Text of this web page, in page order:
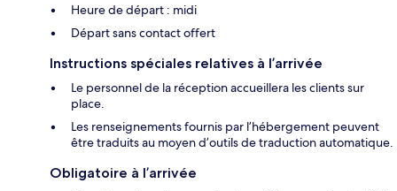
Heure de départ : midi
Départ sans contact offert
Instructions spéciales relatives à l’arrivée
Le personnel de la réception accueillera les clients sur
place.
Les renseignements fournis par l’hébergement peuvent
être traduits au moyen d’outils de traduction automatique.
Obligatoire à l’arrivée